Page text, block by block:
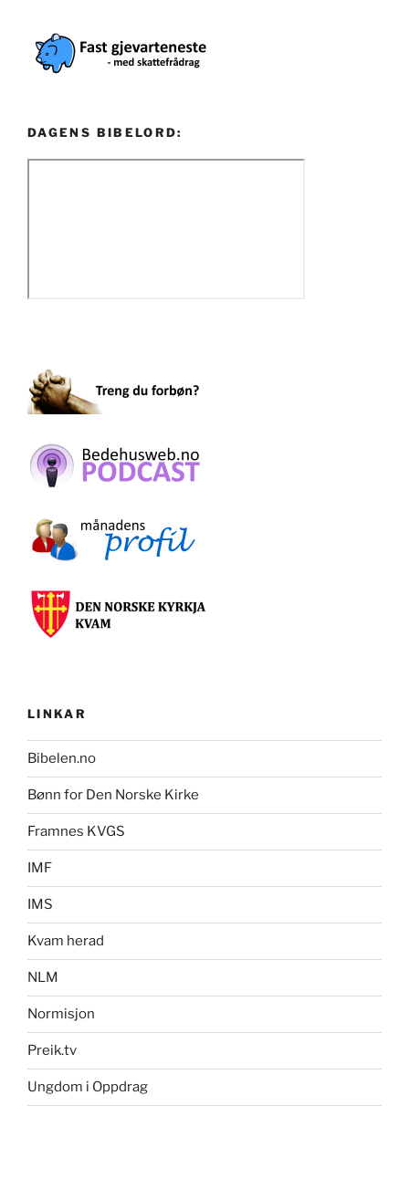
DAGENS BIBELORD:
LINKAR
Bibelen.no
Bønn for Den Norske Kirke
Framnes KVGS
IMF
IMS
Kvam herad
NLM
Normisjon
Preik.tv
Ungdom i Oppdrag